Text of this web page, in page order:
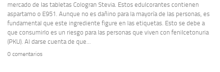
mercado de las tabletas Cologran Stevia. Estos edulcorantes contienen
aspartamo o E951. Aunque no es dañino para la mayoría de las personas, es
fundamental que este ingrediente figure en las etiquetas. Esto se debe a
que consumirlo es un riesgo para las personas que viven con fenilcetonuria
(PKU). Al darse cuenta de que...
0 comentarios